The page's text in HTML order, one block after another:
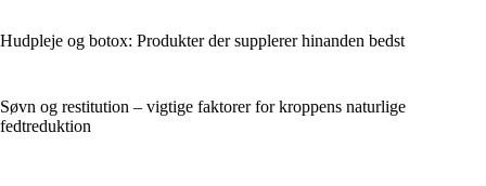
Hudpleje og botox: Produkter der supplerer hinanden bedst
Søvn og restitution – vigtige faktorer for kroppens naturlige
fedtreduktion